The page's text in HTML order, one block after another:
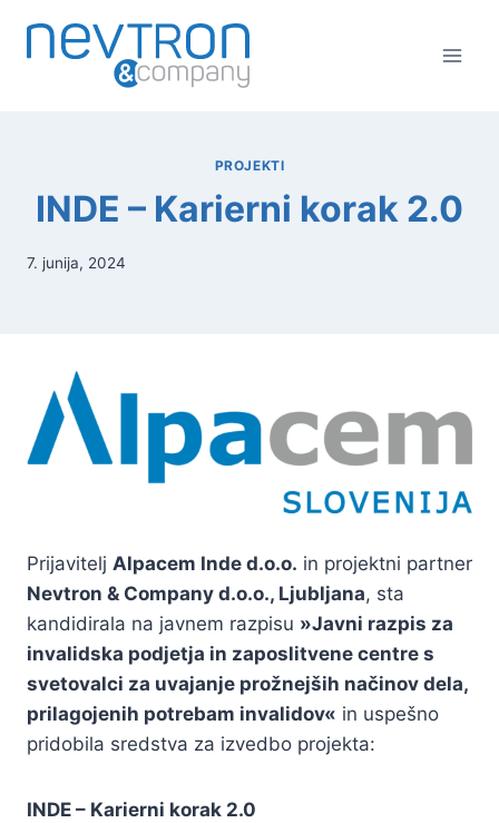
PROJEKTI
INDE – Karierni korak 2.0
7. junija, 2024
Prijavitelj Alpacem Inde d.o.o. in projektni partner
Nevtron & Company d.o.o., Ljubljana, sta
kandidirala na javnem razpisu »Javni razpis za
invalidska podjetja in zaposlitvene centre s
svetovalci za uvajanje prožnejših načinov dela,
prilagojenih potrebam invalidov« in uspešno
pridobila sredstva za izvedbo projekta:
INDE – Karierni korak 2.0